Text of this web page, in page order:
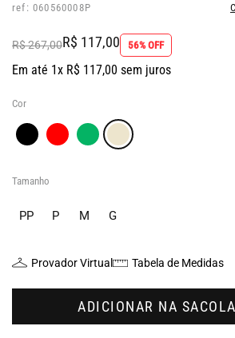
ref: 060560008P
R$ 267,00R$ 117,00 56% OFF
Em até 1x R$ 117,00 sem juros
Cor
Tamanho
PP P M G
Provador Virtual Tabela de Medidas
ADICIONAR NA SACOLA